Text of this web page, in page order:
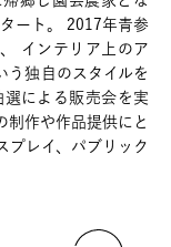
ート。 2017年青参
インテリア上のア
う独自のスタイルを
による販売会を実
制作や作品提供にと
プレイ、パブリック